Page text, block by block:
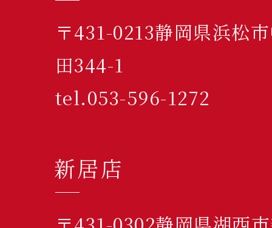
〒431-0213静岡県浜松
田344-1
tel.053-596-1272
新居店